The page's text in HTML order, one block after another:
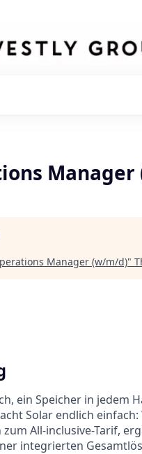
Manager (w/m/d)"
ein Speicher in jedem
Solar endlich
All-inclusive-Tarif,
integrierten